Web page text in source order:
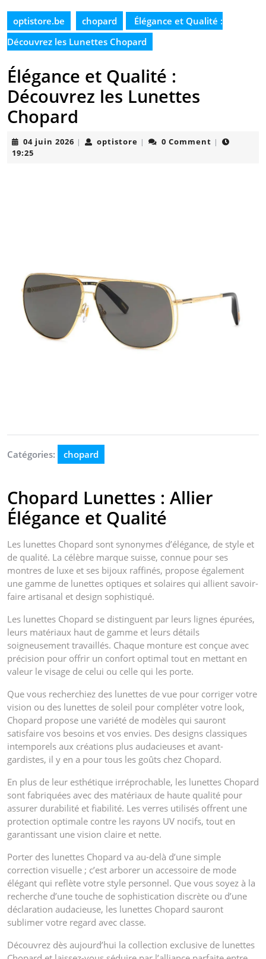
optistore.be chopard
Élégance et Qualité :
Découvrez les Lunettes Chopard
Élégance et Qualité :
Découvrez les Lunettes
Chopard
04 juin 2026 04| optistore optistore
| 0 Comment |
19:25
Catégories: chopard
Chopard Lunettes : Allier
Élégance et Qualité
Les lunettes Chopard sont synonymes d’élégance, de style et
de qualité. La célèbre marque suisse, connue pour ses
montres de luxe et ses bijoux raffinés, propose également
une gamme de lunettes optiques et solaires qui allient savoir-
faire artisanal et design sophistiqué.
Les lunettes Chopard se distinguent par leurs lignes épurées,
leurs matériaux haut de gamme et leurs détails
soigneusement travaillés. Chaque monture est conçue avec
précision pour offrir un confort optimal tout en mettant en
valeur le visage de celui ou celle qui les porte.
Que vous recherchiez des lunettes de vue pour corriger votre
vision ou des lunettes de soleil pour compléter votre look,
Chopard propose une variété de modèles qui sauront
satisfaire vos besoins et vos envies. Des designs classiques
intemporels aux créations plus audacieuses et avant-
gardistes, il y en a pour tous les goûts chez Chopard.
En plus de leur esthétique irréprochable, les lunettes Chopard
sont fabriquées avec des matériaux de haute qualité pour
assurer durabilité et fiabilité. Les verres utilisés offrent une
protection optimale contre les rayons UV nocifs, tout en
garantissant une vision claire et nette.
Porter des lunettes Chopard va au-delà d’une simple
correction visuelle ; c’est arborer un accessoire de mode
élégant qui reflète votre style personnel. Que vous soyez à la
recherche d’une touche de sophistication discrète ou d’une
déclaration audacieuse, les lunettes Chopard sauront
sublimer votre regard avec classe.
Découvrez dès aujourd’hui la collection exclusive de lunettes